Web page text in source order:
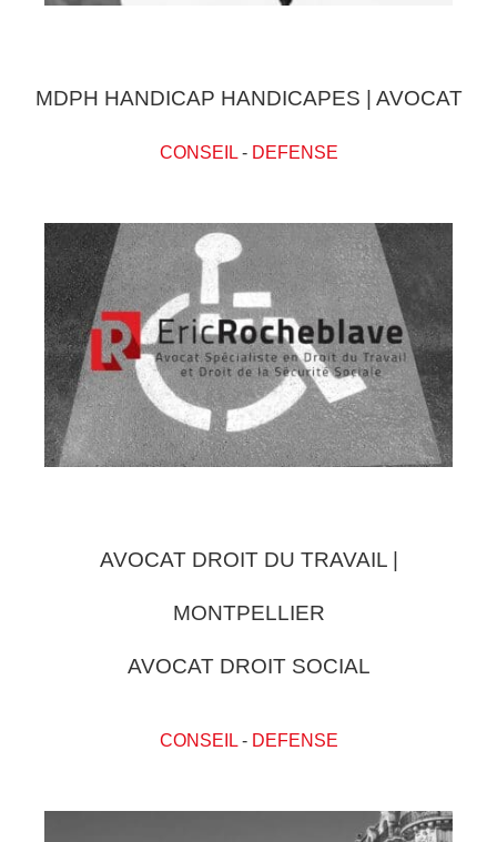
MDPH HANDICAP HANDICAPES | AVOCAT
CONSEIL- DEFENSE
AVOCAT DROIT DU TRAVAIL |
MONTPELLIER
AVOCAT DROIT SOCIAL
CONSEIL- DEFENSE